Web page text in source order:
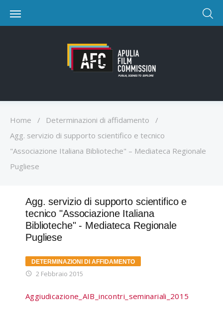
Home / Determinazioni di affidamento
/
Agg. servizio di supporto scientifico e tecnico
"Associazione Italiana Biblioteche" – Mediateca Regionale
Pugliese
Agg. servizio di supporto scientifico e
tecnico "Associazione Italiana
Biblioteche" - Mediateca Regionale
Pugliese
DETERMINAZIONI DI AFFIDAMENTO
2 Febbraio 2015
Aggiudicazione_AIB_incontri_seminariali_2015